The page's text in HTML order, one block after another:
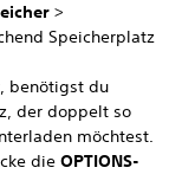
>
Speicherplatz
benötigst du
der doppelt so
möchtest.
die OPTIONS-